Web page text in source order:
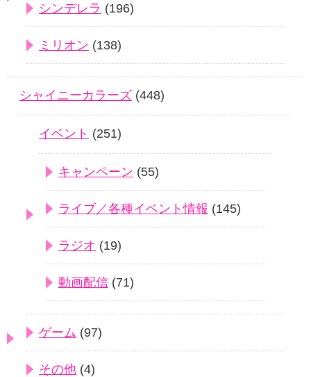
シンデレラ (196)
ミリオン (138)
シャイニーカラーズ (448)
イベント (251)
キャンペーン (55)
ライブ／各種イベント情報 (145)
ラジオ (19)
動画配信 (71)
ゲーム (97)
その他 (4)